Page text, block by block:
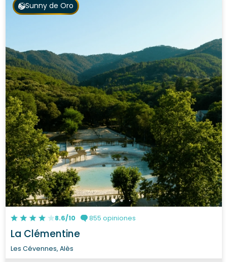
Sunny de Oro
8.6/10 855 opiniones
La Clémentine
Les Cévennes, Alès